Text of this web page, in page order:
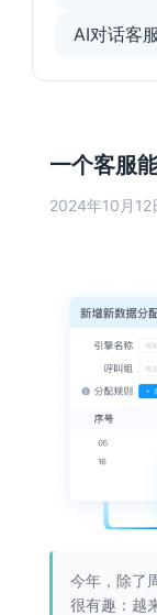
一个客服
2024年10月12
今年，除了
很有趣：越
AI对话客